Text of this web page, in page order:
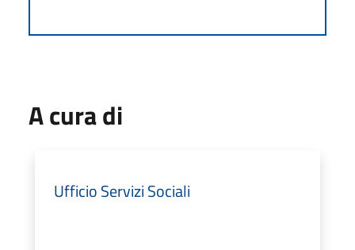
A cura di
Ufficio Servizi Sociali